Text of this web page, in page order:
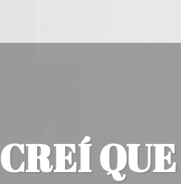
CREÍ